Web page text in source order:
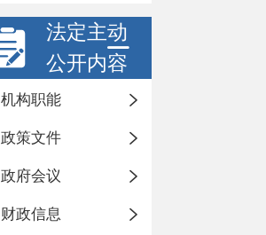
法定主动
公开内容
机构职能
政策文件
政府会议
财政信息